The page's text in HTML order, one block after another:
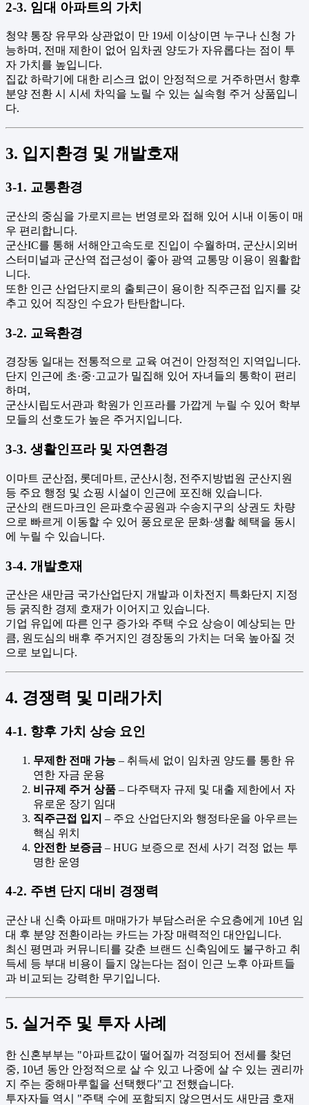
2-3. 임대 아파트의 가치
청약 통장 유무와 상관없이 만 19세 이상이면 누구나 신청 가
능하며, 전매 제한이 없어 임차권 양도가 자유롭다는 점이 투
자 가치를 높입니다.
집값 하락기에 대한 리스크 없이 안정적으로 거주하면서 향후
분양 전환 시 시세 차익을 노릴 수 있는 실속형 주거 상품입니
다.
3. 입지환경 및 개발호재
3-1. 교통환경
군산의 중심을 가로지르는 번영로와 접해 있어 시내 이동이 매
우 편리합니다.
군산IC를 통해 서해안고속도로 진입이 수월하며, 군산시외버
스터미널과 군산역 접근성이 좋아 광역 교통망 이용이 원활합
니다.
또한 인근 산업단지로의 출퇴근이 용이한 직주근접 입지를 갖
추고 있어 직장인 수요가 탄탄합니다.
3-2. 교육환경
경장동 일대는 전통적으로 교육 여건이 안정적인 지역입니다.
단지 인근에 초·중·고교가 밀집해 있어 자녀들의 통학이 편리
하며,
군산시립도서관과 학원가 인프라를 가깝게 누릴 수 있어 학부
모들의 선호도가 높은 주거지입니다.
3-3. 생활인프라 및 자연환경
이마트 군산점, 롯데마트, 군산시청, 전주지방법원 군산지원
등 주요 행정 및 쇼핑 시설이 인근에 포진해 있습니다.
군산의 랜드마크인 은파호수공원과 수송지구의 상권도 차량
으로 빠르게 이동할 수 있어 풍요로운 문화·생활 혜택을 동시
에 누릴 수 있습니다.
3-4. 개발호재
군산은 새만금 국가산업단지 개발과 이차전지 특화단지 지정
등 굵직한 경제 호재가 이어지고 있습니다.
기업 유입에 따른 인구 증가와 주택 수요 상승이 예상되는 만
큼, 원도심의 배후 주거지인 경장동의 가치는 더욱 높아질 것
으로 보입니다.
4. 경쟁력 및 미래가치
4-1. 향후 가치 상승 요인
무제한 전매 가능 – 취득세 없이 임차권 양도를 통한 유
연한 자금 운용
비규제 주거 상품 – 다주택자 규제 및 대출 제한에서 자
유로운 장기 임대
직주근접 입지 – 주요 산업단지와 행정타운을 아우르는
핵심 위치
안전한 보증금 – HUG 보증으로 전세 사기 걱정 없는 투
명한 운영
4-2. 주변 단지 대비 경쟁력
군산 내 신축 아파트 매매가가 부담스러운 수요층에게 10년 임
대 후 분양 전환이라는 카드는 가장 매력적인 대안입니다.
최신 평면과 커뮤니티를 갖춘 브랜드 신축임에도 불구하고 취
득세 등 부대 비용이 들지 않는다는 점이 인근 노후 아파트들
과 비교되는 강력한 무기입니다.
5. 실거주 및 투자 사례
한 신혼부부는 "아파트값이 떨어질까 걱정되어 전세를 찾던
중, 10년 동안 안정적으로 살 수 있고 나중에 살 수 있는 권리까
지 주는 중해마루힐을 선택했다"고 전했습니다.
투자자들 역시 "주택 수에 포함되지 않으면서도 새만금 호재